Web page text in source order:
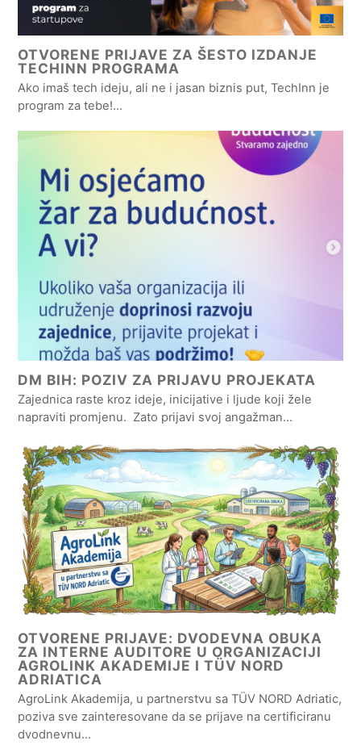
OTVORENE PRIJAVE ZA ŠESTO IZDANJE
TECHINN PROGRAMA
Ako imaš tech ideju, ali ne i jasan biznis put, TechInn je
program za tebe!…
DM BIH: POZIV ZA PRIJAVU PROJEKATA
Zajednica raste kroz ideje, inicijative i ljude koji žele
napraviti promjenu. Zato prijavi svoj angažman…
OTVORENE PRIJAVE: DVODEVNA OBUKA
ZA INTERNE AUDITORE U ORGANIZACIJI
AGROLINK AKADEMIJE I TÜV NORD
ADRIATICA
AgroLink Akademija, u partnerstvu sa TÜV NORD Adriatic,
poziva sve zainteresovane da se prijave na certificiranu
dvodnevnu…